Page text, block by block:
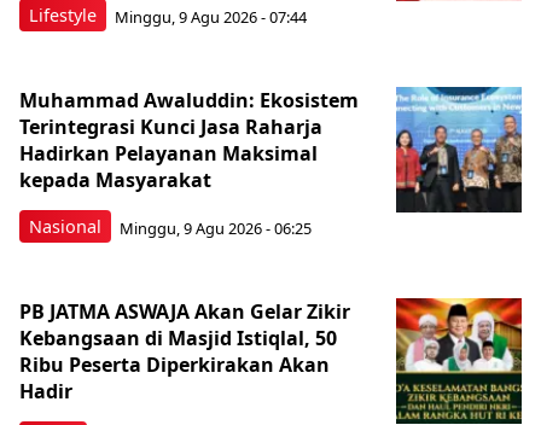
Lifestyle Minggu, 9 Agu 2026 - 07:44
Nasional
Muhammad Awaluddin: Ekosistem
Terintegrasi Kunci Jasa Raharja
Hadirkan Pelayanan Maksimal
kepada Masyarakat
Minggu, 9 Agu 2026 - 06:25
PB JATMA ASWAJA Akan Gelar Zikir
Kebangsaan di Masjid Istiqlal, 50
Ribu Peserta Diperkirakan Akan
Hadir